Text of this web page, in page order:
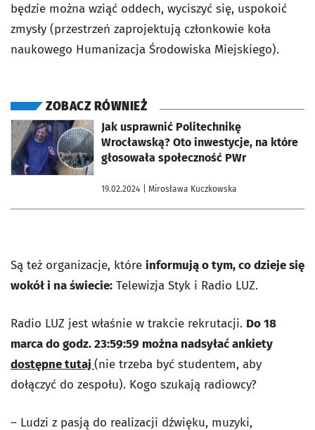
będzie można wziąć oddech, wyciszyć się, uspokoić
zmysły (przestrzeń zaprojektują członkowie koła
naukowego Humanizacja Środowiska Miejskiego).
ZOBACZ RÓWNIEŻ
Jak usprawnić Politechnikę
Wrocławską? Oto inwestycje, na które
głosowała społeczność PWr
19.02.2024 | Mirosława Kuczkowska
otworzy się w nowej karcie
Są też organizacje, które informują o tym, co dzieje się
wokół i na świecie: Telewizja Styk i Radio LUZ.
Radio LUZ jest właśnie w trakcie rekrutacji. Do 18
marca do godz. 23:59:59 można nadsyłać ankiety
dostępne tutaj (nie trzeba być studentem, aby
dołączyć do zespołu). Kogo szukają radiowcy?
– Ludzi z pasją do realizacji dźwięku, muzyki,